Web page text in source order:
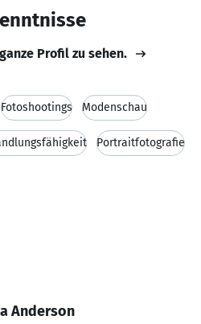
Profil zu sehen.
Fotoshootings Modenschau
Portraitfotografie
Anderson